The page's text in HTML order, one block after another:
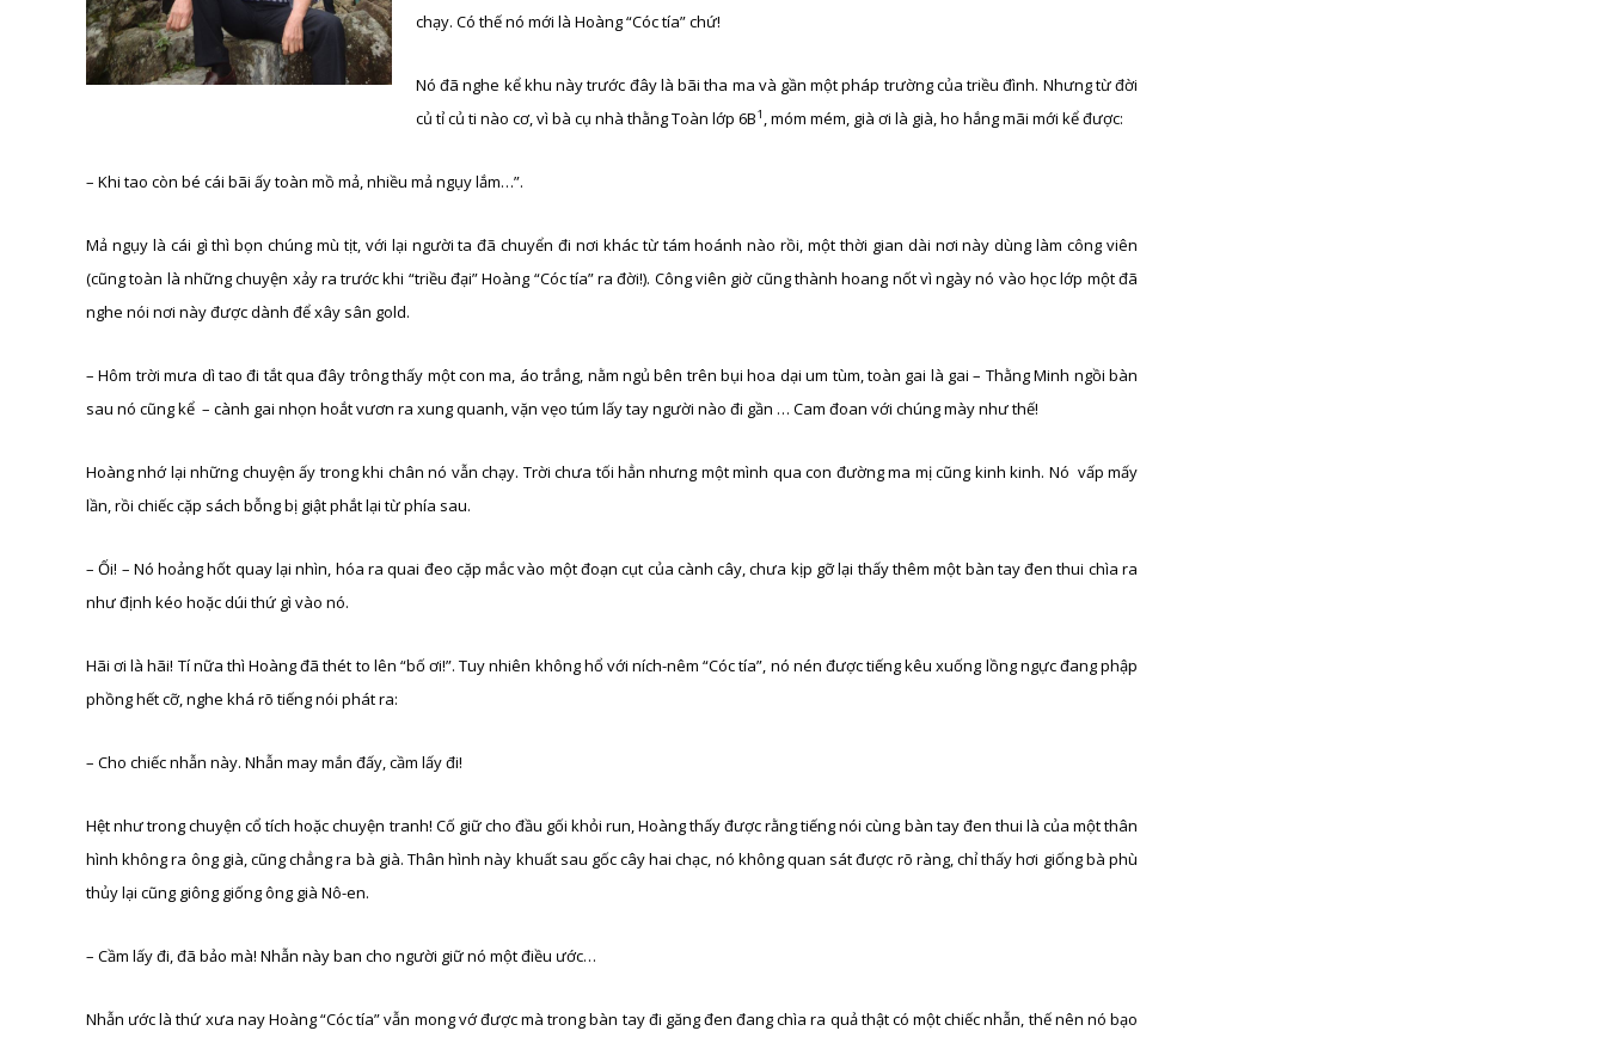
chạy. Có thế nó mới là Hoàng “Cóc tía” chứ!
Nó đã nghe kể khu này trước đây là bãi tha ma và gần một pháp trường của triều đình. Nhưng từ đời
củ tỉ củ ti nào cơ, vì bà cụ nhà thằng Toàn lớp 6B1 , móm mém, già ơi là già, ho hắng mãi mới kể được:
– Khi tao còn bé cái bãi ấy toàn mồ mả, nhiều mả ngụy lắm…”.
Mả ngụy là cái gì thì bọn chúng mù tịt, với lại người ta đã chuyển đi nơi khác từ tám hoánh nào rồi, một thời gian dài nơi này dùng làm công viên
(cũng toàn là những chuyện xảy ra trước khi “triều đại” Hoàng “Cóc tía” ra đời!). Công viên giờ cũng thành hoang nốt vì ngày nó vào học lớp một đã
nghe nói nơi này được dành để xây sân gold.
– Hôm trời mưa dì tao đi tắt qua đây trông thấy một con ma, áo trắng, nằm ngủ bên trên bụi hoa dại um tùm, toàn gai là gai – Thằng Minh ngồi bàn
sau nó cũng kể – cành gai nhọn hoắt vươn ra xung quanh, vặn vẹo túm lấy tay người nào đi gần … Cam đoan với chúng mày như thế!
Hoàng nhớ lại những chuyện ấy trong khi chân nó vẫn chạy. Trời chưa tối hẳn nhưng một mình qua con đường ma mị cũng kinh kinh. Nó vấp mấy
lần, rồi chiếc cặp sách bỗng bị giật phắt lại từ phía sau.
– Ối! – Nó hoảng hốt quay lại nhìn, hóa ra quai đeo cặp mắc vào một đoạn cụt của cành cây, chưa kịp gỡ lại thấy thêm một bàn tay đen thui chìa ra
như định kéo hoặc dúi thứ gì vào nó.
Hãi ơi là hãi! Tí nữa thì Hoàng đã thét to lên “bố ơi!”. Tuy nhiên không hổ với ních-nêm “Cóc tía”, nó nén được tiếng kêu xuống lồng ngực đang phập
phồng hết cỡ, nghe khá rõ tiếng nói phát ra:
– Cho chiếc nhẫn này. Nhẫn may mắn đấy, cầm lấy đi!
Hệt như trong chuyện cổ tích hoặc chuyện tranh! Cố giữ cho đầu gối khỏi run, Hoàng thấy được rằng tiếng nói cùng bàn tay đen thui là của một thân
hình không ra ông già, cũng chẳng ra bà già. Thân hình này khuất sau gốc cây hai chạc, nó không quan sát được rõ ràng, chỉ thấy hơi giống bà phù
thủy lại cũng giông giống ông già Nô-en.
– Cầm lấy đi, đã bảo mà! Nhẫn này ban cho người giữ nó một điều ước…
Nhẫn ước là thứ xưa nay Hoàng “Cóc tía” vẫn mong vớ được mà trong bàn tay đi găng đen đang chìa ra quả thật có một chiếc nhẫn, thế nên nó bạo